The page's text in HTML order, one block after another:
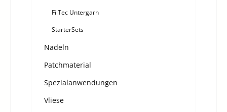
FilTec Untergarn
StarterSets
Nadeln
Patchmaterial
Spezialanwendungen
Vliese